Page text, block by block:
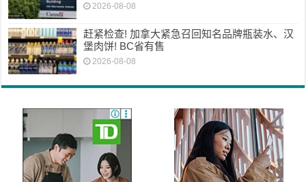
2026-08-08
赶紧检查! 加拿大紧急召回知名品牌瓶装水、汉
堡肉饼! BC省有售
2026-08-08